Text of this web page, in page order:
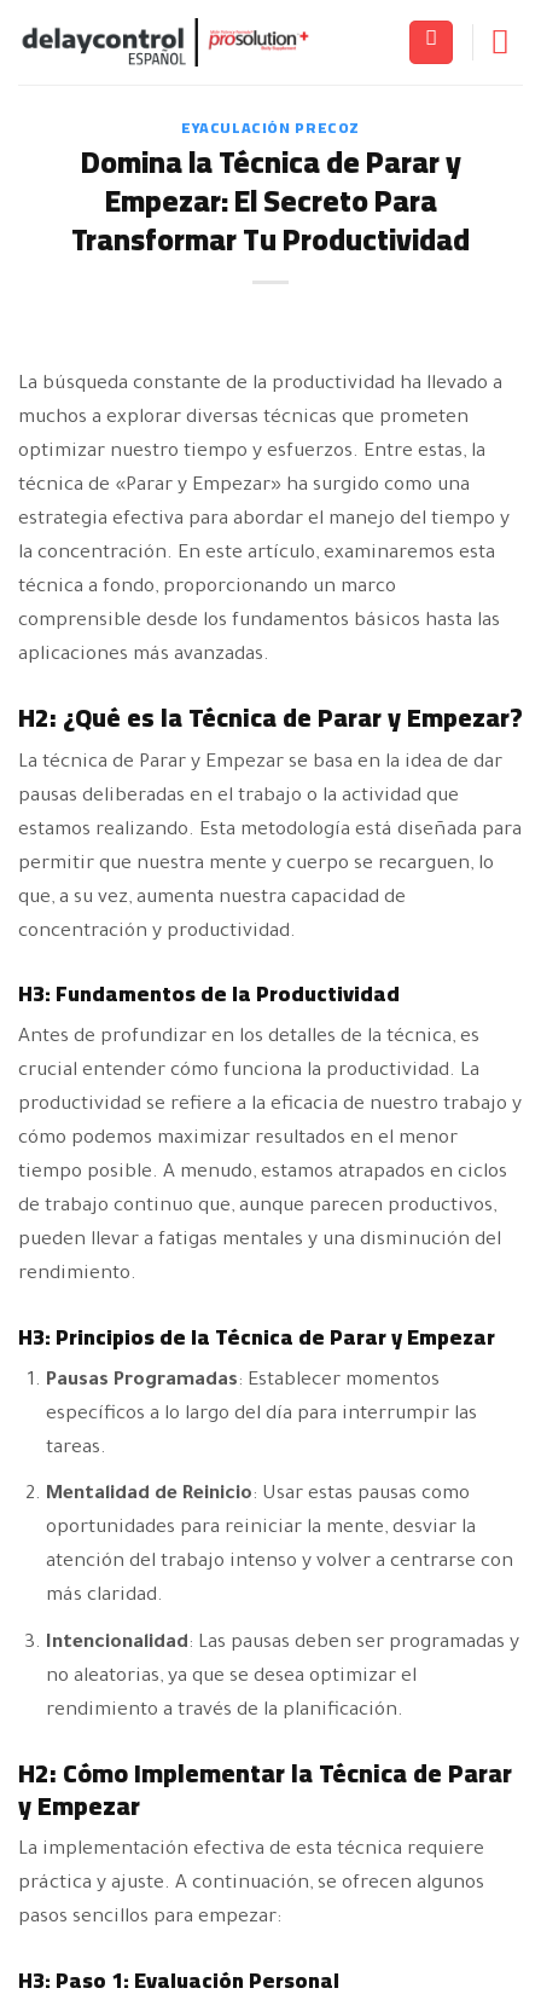
EYACULACIÓN PRECOZ
Domina la Técnica de Parar y
Empezar: El Secreto Para
Transformar Tu Productividad
La búsqueda constante de la productividad ha llevado a
muchos a explorar diversas técnicas que prometen
optimizar nuestro tiempo y esfuerzos. Entre estas, la
técnica de «Parar y Empezar» ha surgido como una
estrategia efectiva para abordar el manejo del tiempo y
la concentración. En este artículo, examinaremos esta
técnica a fondo, proporcionando un marco
comprensible desde los fundamentos básicos hasta las
aplicaciones más avanzadas.
H2: ¿Qué es la Técnica de Parar y Empezar?
La técnica de Parar y Empezar se basa en la idea de dar
pausas deliberadas en el trabajo o la actividad que
estamos realizando. Esta metodología está diseñada para
permitir que nuestra mente y cuerpo se recarguen, lo
que, a su vez, aumenta nuestra capacidad de
concentración y productividad.
H3: Fundamentos de la Productividad
Antes de profundizar en los detalles de la técnica, es
crucial entender cómo funciona la productividad. La
productividad se refiere a la eficacia de nuestro trabajo y
cómo podemos maximizar resultados en el menor
tiempo posible. A menudo, estamos atrapados en ciclos
de trabajo continuo que, aunque parecen productivos,
pueden llevar a fatigas mentales y una disminución del
rendimiento.
H3: Principios de la Técnica de Parar y Empezar
Pausas Programadas: Establecer momentos
específicos a lo largo del día para interrumpir las
tareas.
Mentalidad de Reinicio: Usar estas pausas como
oportunidades para reiniciar la mente, desviar la
atención del trabajo intenso y volver a centrarse con
más claridad.
Intencionalidad: Las pausas deben ser programadas y
no aleatorias, ya que se desea optimizar el
rendimiento a través de la planificación.
H2: Cómo Implementar la Técnica de Parar
y Empezar
La implementación efectiva de esta técnica requiere
práctica y ajuste. A continuación, se ofrecen algunos
pasos sencillos para empezar:
H3: Paso 1: Evaluación Personal